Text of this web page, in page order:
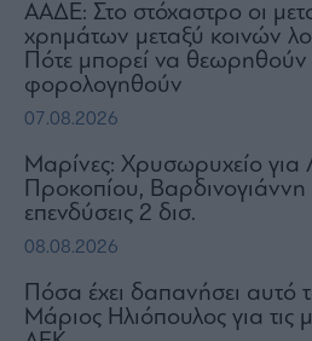
ΑΑΔΕ: Στο στόχαστρο οι
χρημάτων μεταξύ κοινών
Πότε μπορεί να θεωρηθούν
φορολογηθούν
07.08.2026
Μαρίνες: Χρυσωρυχείο για
Προκοπίου, Βαρδινογιάννη
επενδύσεις 2 δισ.
08.08.2026
Πόσα έχει δαπανήσει αυτό
Μάριος Ηλιόπουλος για τις